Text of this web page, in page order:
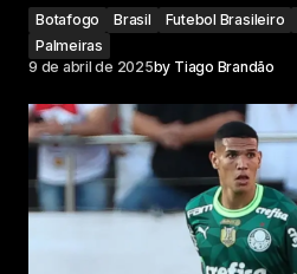
Botafogo Brasil Futebol Brasileiro
Palmeiras
9 de abril de 2025by Tiago Brandão